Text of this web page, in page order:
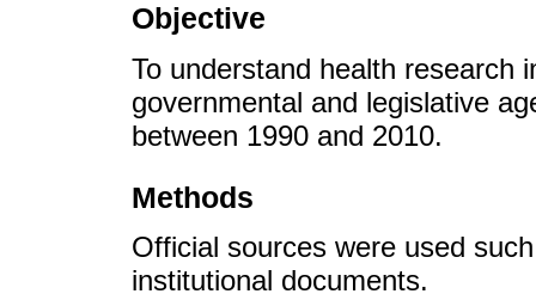
Objective
To understand health research
governmental and legislative
between 1990 and 2010.
Methods
Official sources were used
institutional documents.